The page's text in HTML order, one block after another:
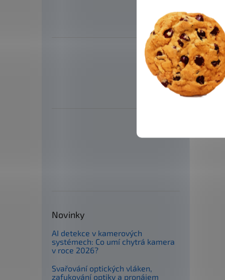
Novinky
AI detekce v kamerových
systémech: Co umí chytrá kamera
v roce 2026?
Svařování optických vláken,
zafukování optiky a pronájem